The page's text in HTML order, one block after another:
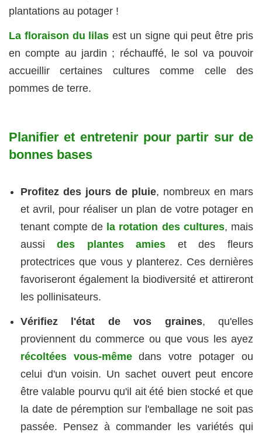
plantations au potager !
La floraison du lilas est un signe qui peut être pris
en compte au jardin ; réchauffé, le sol va pouvoir
accueillir certaines cultures comme celle des
pommes de terre.
Planifier et entretenir pour partir sur de
bonnes bases
Profitez des jours de pluie, nombreux en mars
et avril, pour réaliser un plan de votre potager en
tenant compte de la rotation des cultures, mais
aussides plantes amies et des fleurs
protectrices que vous y planterez. Ces dernières
favoriseront également la biodiversité et attireront
les pollinisateurs.
Vérifiez l'état de vos graines, qu'elles
proviennent du commerce ou que vous les ayez
récoltées vous-mêmedans votre potager ou
celui d'un voisin. Un sachet ouvert peut encore
être valable pourvu qu'il ait été bien stocké et que
la date de péremption sur l'emballage ne soit pas
passée. Pensez à commander les variétés qui